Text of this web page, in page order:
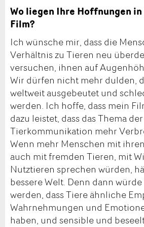
Wo liegen Ihre Hoffnungen in
Film?
Ich wünsche mir, dass die
Verhältnis zu Tieren neu
versuchen, ihnen auf
Wir dürfen nicht mehr dulden,
weltweit ausgebeutet und
werden. Ich hoffe, dass mein
dazu leistet, dass das Thema der
Tierkommunikation mehr
Wenn mehr Menschen mit
auch mit fremden Tieren, mit
Nutztieren sprechen würden,
bessere Welt. Denn dann
werden, dass Tiere ähnliche
Wahrnehmungen und
haben, und sensible und